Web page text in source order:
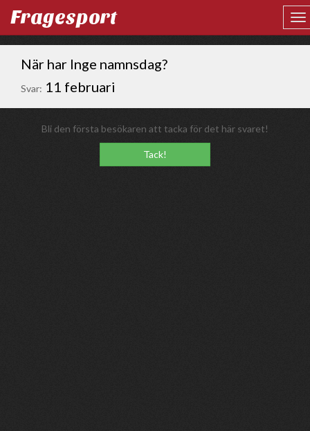
Fragesport
När har Inge namnsdag?
Svar: 11 februari
Bli den första besökaren att tacka för det här svaret!
Tack!